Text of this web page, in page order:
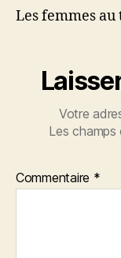
Les femmes
Votre
Les champs
Commentaire *